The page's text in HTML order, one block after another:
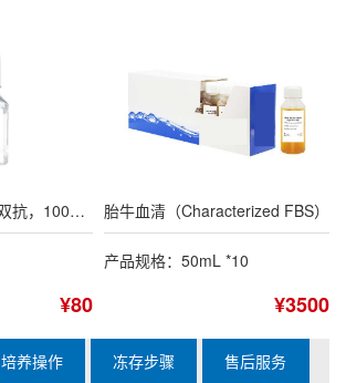
青链霉-素混合液（双抗，100×）
¥80
胎牛血清（Characterized FBS）
产品规格：50mL *10
¥3500
培养操作 冻存步骤 售后服务